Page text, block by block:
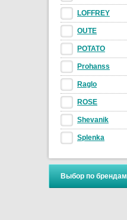
LOFFREY
OUTE
POTATO
Prohanss
Raglo
ROSE
Shevanik
Splenka
Выбор по брендам